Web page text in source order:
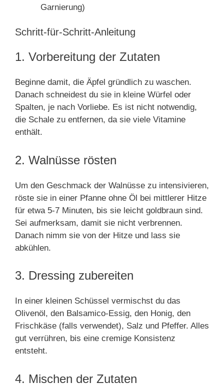
Garnierung)
Schritt-für-Schritt-Anleitung
1. Vorbereitung der Zutaten
Beginne damit, die Äpfel gründlich zu waschen.
Danach schneidest du sie in kleine Würfel oder
Spalten, je nach Vorliebe. Es ist nicht notwendig,
die Schale zu entfernen, da sie viele Vitamine
enthält.
2. Walnüsse rösten
Um den Geschmack der Walnüsse zu intensivieren,
röste sie in einer Pfanne ohne Öl bei mittlerer Hitze
für etwa 5-7 Minuten, bis sie leicht goldbraun sind.
Sei aufmerksam, damit sie nicht verbrennen.
Danach nimm sie von der Hitze und lass sie
abkühlen.
3. Dressing zubereiten
In einer kleinen Schüssel vermischst du das
Olivenöl, den Balsamico-Essig, den Honig, den
Frischkäse (falls verwendet), Salz und Pfeffer. Alles
gut verrühren, bis eine cremige Konsistenz
entsteht.
4. Mischen der Zutaten